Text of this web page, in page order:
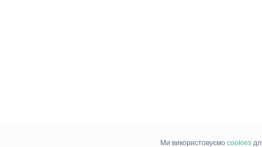
Ми використовуємо cookies